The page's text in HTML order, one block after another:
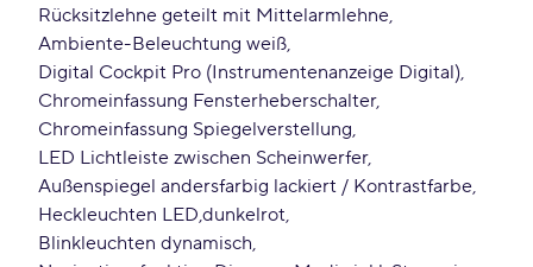
Rücksitzlehne geteilt mit Mittelarmlehne
Ambiente-Beleuchtung weiß
Digital Cockpit Pro (Instrumentenanzeige Digital)
Chromeinfassung Fensterheberschalter
Chromeinfassung Spiegelverstellung
LED Lichtleiste zwischen Scheinwerfer
Außenspiegel andersfarbig lackiert / Kontrastfarbe
Heckleuchten LED dunkelrot
Blinkleuchten dynamisch